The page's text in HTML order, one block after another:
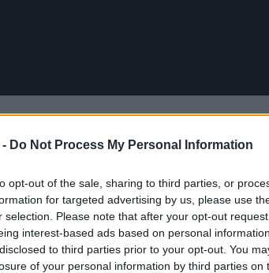
Do Not Process My Personal Information
opt-out of the sale, sharing to third parties, or
for targeted advertising by us, please use
selection. Please note that after your opt-out
interest-based ads based on personal
to third parties prior to your opt-out. You
of your personal information by third parties on
domestici, in particolare per i cani.
cani a tutela del loro benessere e della
suscitato un acceso dibattito, rivelando